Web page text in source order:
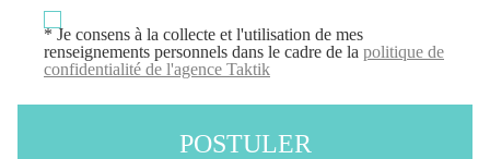
* Je consens à la collecte et l'utilisation de mes
renseignements personnels dans le cadre de la politique de
confidentialité de l'agence Taktik
POSTULER